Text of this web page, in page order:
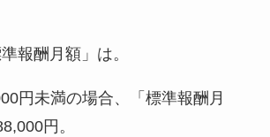
報酬月額」は。
円未満の場合、「標準報酬月
円。